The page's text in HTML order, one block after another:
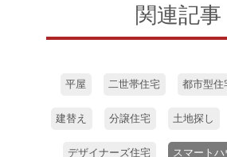
関連記事
平屋 二世帯住宅 都市型住
建替え 分譲住宅 土地探し
デザイナーズ住宅 スマート